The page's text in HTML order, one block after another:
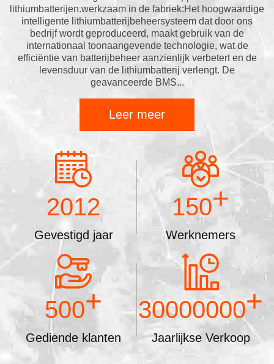
lithiumbatterijen.werkzaam in de fabriek:Het hoogwaardige
intelligente lithiumbatterijbeheersysteem dat door ons
bedrijf wordt geproduceerd, maakt gebruik van de
internationaal toonaangevende technologie, wat de
efficiëntie van batterijbeheer aanzienlijk verbetert en de
levensduur van de lithiumbatterij verlengt. De
geavanceerde BMS...
Leer meer
2012
Gevestigd jaar
150+
Werknemers
500+
Gediende klanten
30000000+
Jaarlijkse Verkoop